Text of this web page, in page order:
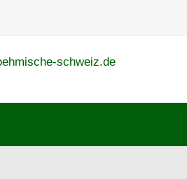
schweiz.de